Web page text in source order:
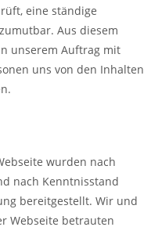
eine ständige
Aus diesem
unserem Auftrag mit
uns von den Inhalten
wurden nach
nach Kenntnisstand
bereitgestellt. Wir und
Webseite betrauten